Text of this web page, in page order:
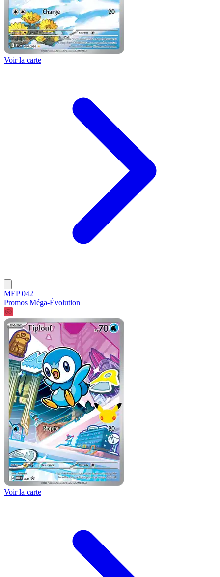
Voir la carte
MEP 042
Promos Méga-Évolution
Voir la carte